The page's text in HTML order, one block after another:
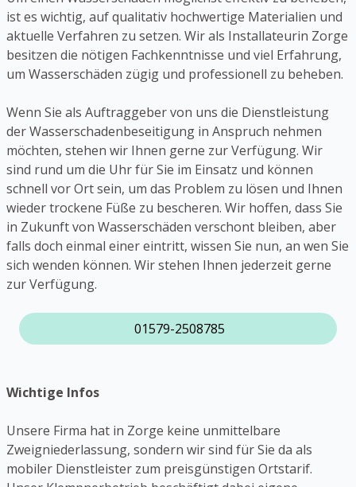
ist es wichtig, auf qualitativ hochwertige Materialien und
aktuelle Verfahren zu setzen. Wir als Installateurin Zorge
besitzen die nötigen Fachkenntnisse und viel Erfahrung,
um Wasserschäden zügig und professionell zu beheben.
Wenn Sie als Auftraggeber von uns die Dienstleistung
der Wasserschadenbeseitigung in Anspruch nehmen
möchten, stehen wir Ihnen gerne zur Verfügung. Wir
sind rund um die Uhr für Sie im Einsatz und können
schnell vor Ort sein, um das Problem zu lösen und Ihnen
wieder trockene Füße zu bescheren. Wir hoffen, dass Sie
in Zukunft von Wasserschäden verschont bleiben, aber
falls doch einmal einer eintritt, wissen Sie nun, an wen Sie
sich wenden können. Wir stehen Ihnen jederzeit gerne
zur Verfügung.
01579-2508785
Wichtige Infos
Unsere Firma hat in Zorge keine unmittelbare
Zweigniederlassung, sondern wir sind für Sie da als
mobiler Dienstleister zum preisgünstigen Ortstarif.